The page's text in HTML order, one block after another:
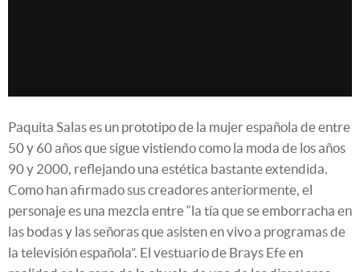
Paquita Salas es un prototipo de la mujer española de entre
50 y 60 años que sigue vistiendo como la moda de los años
90 y 2000, reflejando una estética bastante extendida.
Como han afirmado sus creadores anteriormente, el
personaje es una mezcla entre “la tía que se emborracha en
las bodas y las señoras que asisten en vivo a programas de
la televisión española”. El vestuario de Brays Efe en